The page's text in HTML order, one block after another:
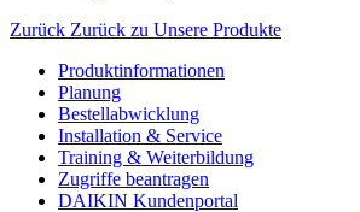
Zurück Zurück zu Unsere Produkte
Produktinformationen
Planung
Bestellabwicklung
Installation & Service
Training & Weiterbildung
Zugriffe beantragen
DAIKIN Kundenportal